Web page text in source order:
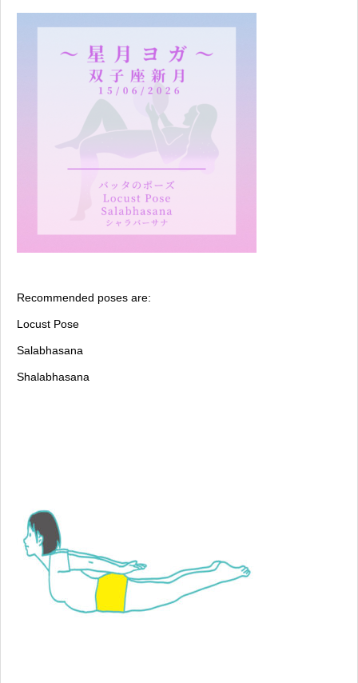
Recommended poses are:
Locust Pose
Salabhasana
Shalabhasana